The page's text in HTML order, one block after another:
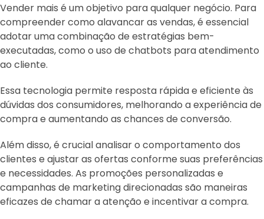
Vender mais é um objetivo para qualquer negócio. Para
compreender como alavancar as vendas, é essencial
adotar uma combinação de estratégias bem-
executadas, como o uso de chatbots para atendimento
ao cliente.
Essa tecnologia permite resposta rápida e eficiente às
dúvidas dos consumidores, melhorando a experiência de
compra e aumentando as chances de conversão.
Além disso, é crucial analisar o comportamento dos
clientes e ajustar as ofertas conforme suas preferências
e necessidades. As promoções personalizadas e
campanhas de marketing direcionadas são maneiras
eficazes de chamar a atenção e incentivar a compra.